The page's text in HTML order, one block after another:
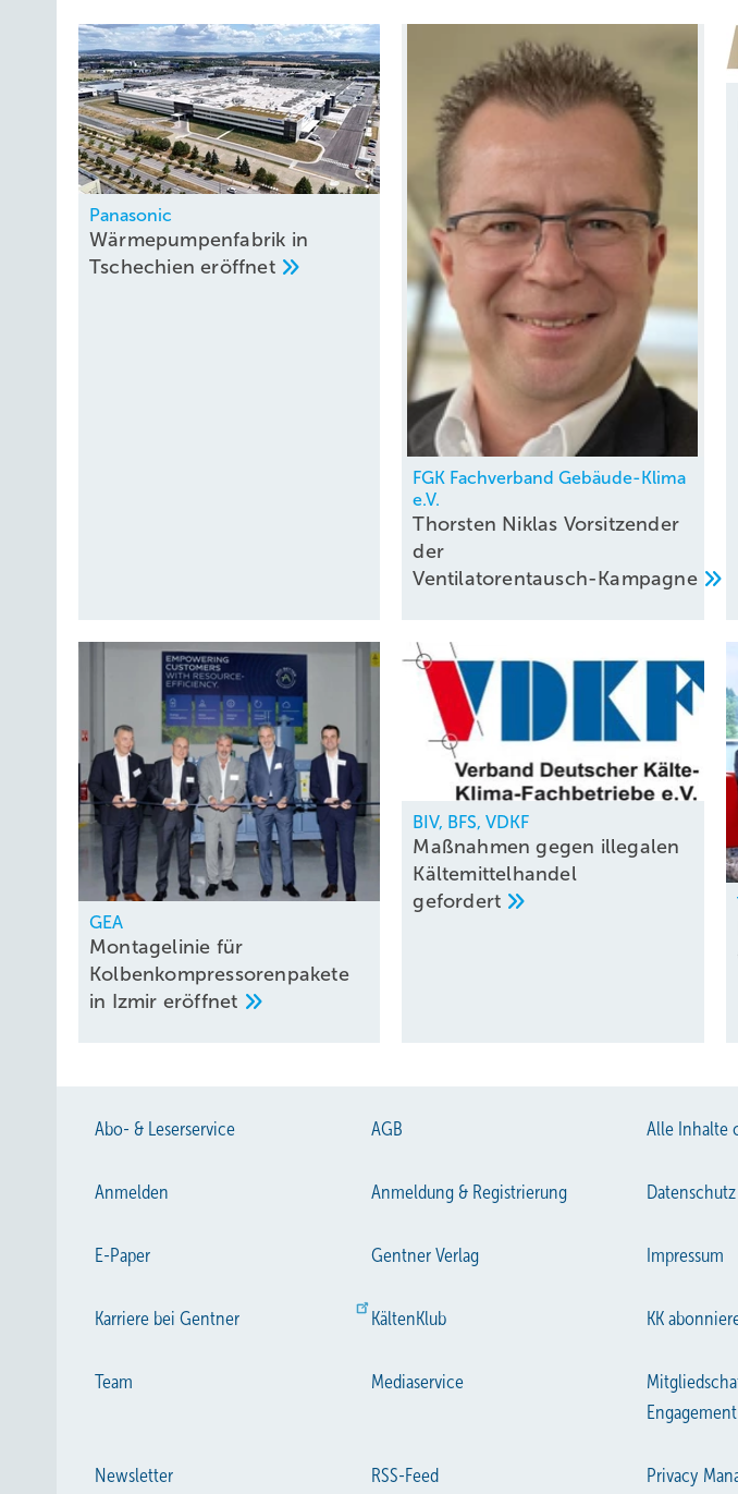
Panasonic
Wärmepumpenfabrik in
Tschechieneröffnet
FGK Fachverband Gebäude-Klima
e.V.
Thorsten Niklas Vorsitzender
der
Ventilatorentausch-Kampagne
GEA
Montagelinie für
Kolbenkompressorenpakete
in Izmir eröffnet
BIV, BFS, VDKF
Maßnahmen gegen illegalen
Kältemittelhandel
gefordert
Abo- & Leserservice AGB Alle Inhalte
Anmelden Anmeldung & Registrierung Datenschutz
E-Paper Gentner Verlag Impressum
Karriere bei Gentner KältenKlub KK
Team Mediaservice
Engagement
Newsletter RSS-Feed Privacy